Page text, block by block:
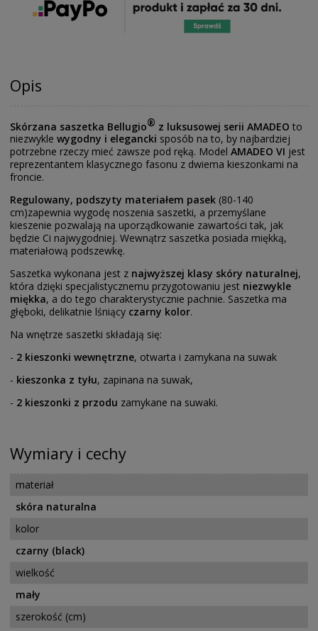
Opis
Skórzana saszetka Bellugio® z luksusowej serii AMADEO to
niezwykle wygodny i elegancki sposób na to, by najbardziej
potrzebne rzeczy mieć zawsze pod ręką. Model AMADEO VI jest
reprezentantem klasycznego fasonu z dwiema kieszonkami na
froncie.
Regulowany, podszyty materiałem pasek (80-140
cm)zapewnia wygodę noszenia saszetki, a przemyślane
kieszenie pozwalają na uporządkowanie zawartości tak, jak
będzie Ci najwygodniej. Wewnątrz saszetka posiada miękką,
materiałową podszewkę.
Saszetka wykonana jest z najwyższej klasy skóry naturalnej,
która dzięki specjalistycznemu przygotowaniu jest niezwykle
miękka, a do tego charakterystycznie pachnie. Saszetka ma
głęboki, delikatnie lśniący czarny kolor.
Na wnętrze saszetki składają się:
- 2 kieszonki wewnętrzne, otwarta i zamykana na suwak
- kieszonka z tyłu, zapinana na suwak,
- 2 kieszonki z przodu zamykane na suwaki.
Wymiary i cechy
materiał
skóra naturalna
kolor
czarny (black)
wielkość
mały
szerokość (cm)